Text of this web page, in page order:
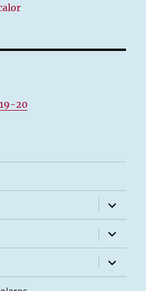
20
expande
el
menú
inferior
expande
el
menú
inferior
expande
el
menú